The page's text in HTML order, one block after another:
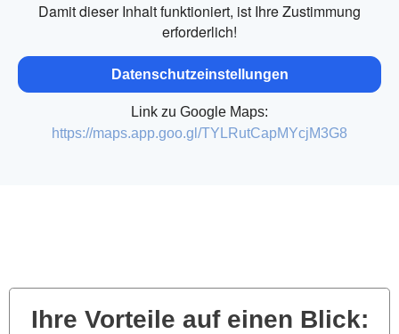
Damit dieser Inhalt funktioniert, ist Ihre Zustimmung
erforderlich!
Datenschutzeinstellungen
Link zu Google Maps:
https://maps.app.goo.gl/TYLRutCapMYcjM3G8
Ihre Vorteile auf einen Blick: